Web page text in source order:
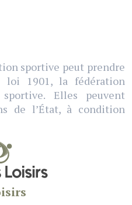
sportive peut prendre
loi 1901, la fédération
Elles peuvent
de l’État, à condition